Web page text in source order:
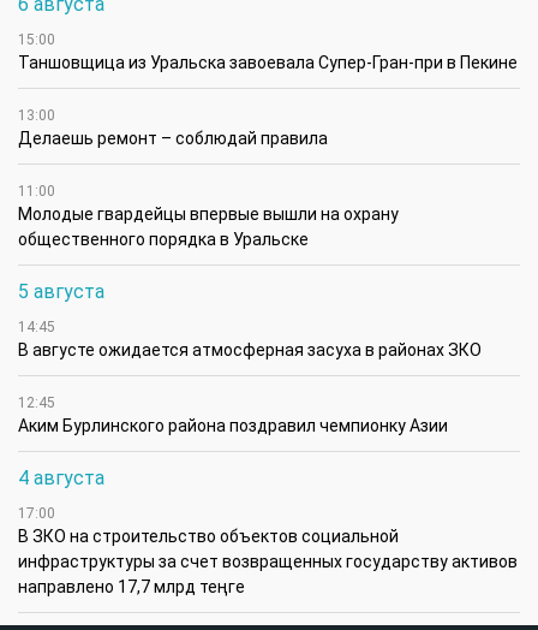
15:00
Таншовщица из Уральска завоевала Супер-Гран-при в Пекине
13:00
Делаешь ремонт – соблюдай правила
11:00
Молодые гвардейцы впервые вышли на охрану
общественного порядка в Уральске
5 августа
14:45
В августе ожидается атмосферная засуха в районах ЗКО
12:45
Аким Бурлинского района поздравил чемпионку Азии
4 августа
17:00
В ЗКО на строительство объектов социальной
инфраструктуры за счет возвращенных государству активов
направлено 17,7 млрд теңге